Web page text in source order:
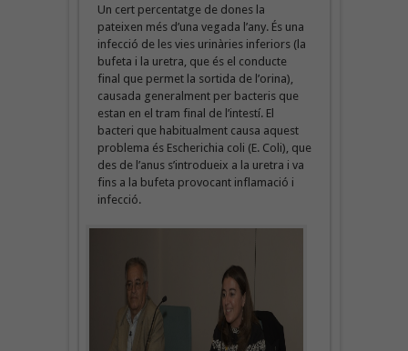
Un cert percentatge de dones la
pateixen més d’una vegada l’any. És una
infecció de les vies urinàries inferiors (la
bufeta i la uretra, que és el conducte
final que permet la sortida de l’orina),
causada generalment per bacteris que
estan en el tram final de l’intestí. El
bacteri que habitualment causa aquest
problema és Escherichia coli (E. Coli), que
des de l’anus s’introdueix a la uretra i va
fins a la bufeta provocant inflamació i
infecció.